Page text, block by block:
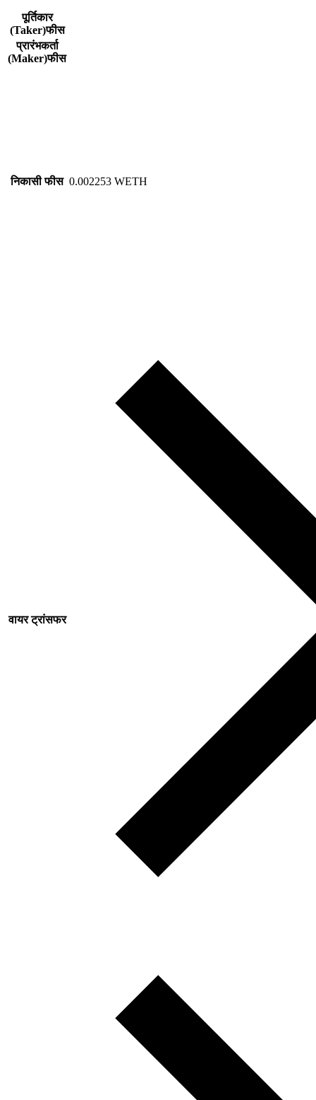
पूर्तिकार
(Taker)फीस
प्रारंभकर्ता
(Maker)फीस
निकासी फीस 0.002253 WETH
वायर ट्रांसफर